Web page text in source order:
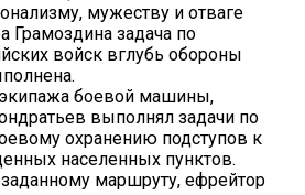
мужеству и отваге
Грамоздина задача по
войск вглубь обороны
боевой машины,
выполнял задачи по
охранению подступов к
населенных пунктов.
маршруту, ефрейтор